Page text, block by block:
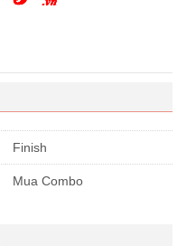
Finish
Mua Combo